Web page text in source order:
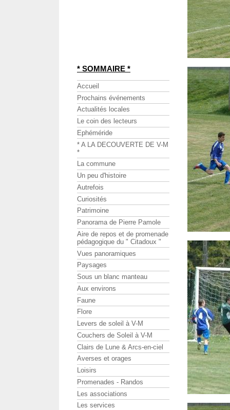
* SOMMAIRE *
Accueil
Prochains événements
Actualités locales
Le coin des lecteurs
Ephéméride
* A LA DECOUVERTE DE V-M
*
La commune
Un peu d'histoire
Autrefois
Curiosités
Patrimoine
Panorama de Pierre Pamole
Aire de repos et de promenade
pédagogique du " Citadoux "
Vues panoramiques
Paysages
Sous un blanc manteau
Aux environs
Faune
Flore
Levers de soleil à V-M
Couchers de Soleil à V-M
Clairs de Lune & Arcs-en-ciel
Averses et orages
Loisirs
Promenades - Randos
Les associations
Les services